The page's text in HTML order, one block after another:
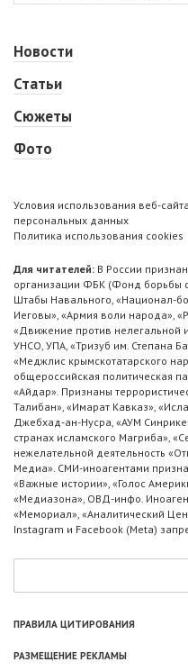
Новости
Статьи
Сюжеты
Фото
Условия использования веб-
персональных данных
Политика использования cookies
Для читателей: В России
организации ФБК (Фонд борьбы
Штабы Навального, «Национал-
Иеговы», «Армия воли народа»,
«Движение против нелегальной
УНСО, УПА, «Тризуб им. Степана
«Меджлис крымскотатарского
общероссийская политическая
«Айдар». Признаны
Талибан», «Имарат Кавказ»,
Джебхад-ан-Нусра, «АУМ
странах исламского Магриба»,
нежелательной деятельность
Медиа». СМИ-иноагентами
«Важные истории», «Голос
«Медиазона», ОВД-инфо.
«Мемориал», «Аналитический
Instagram и Facebook (Metа)
ПРАВИЛА ЦИТИРОВАНИЯ
РАЗМЕЩЕНИЕ РЕКЛАМЫ